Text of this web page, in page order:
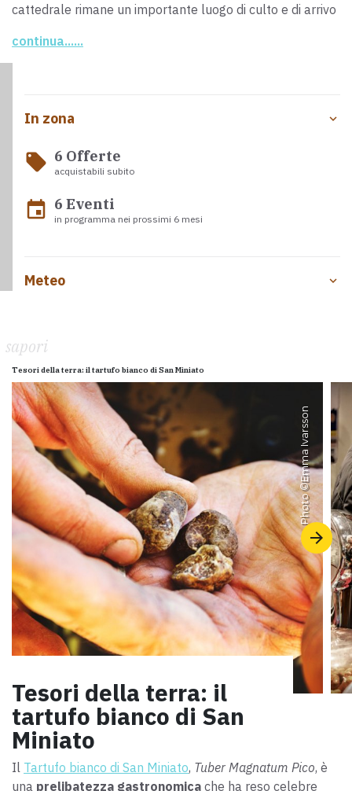
cattedrale rimane un importante luogo di culto e di arrivo
Francigena.
continua......
In zona
local_offer 6 Offerte
acquistabili subito
event 6 Eventi
in programma nei prossimi 6 mesi
Meteo
sapori
Tesori della terra: il tartufo bianco di San Miniato
Photo ©
Emma Ivarsson
Tesori della terra: il
tartufo bianco di San
Miniato
Il Tartufo bianco di San Miniato, Tuber Magnatum Pico, è
una prelibatezza gastronomica che ha reso celebre